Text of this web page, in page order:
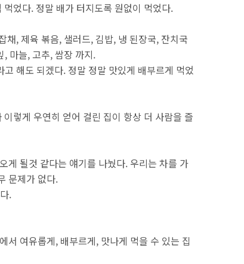
었다. 정말 배가 터지도록 원없이 먹었다.
채, 제육 볶음, 샐러드, 김밥, 냉 된장국, 잔치국
, 마늘, 고추, 쌈장 까지.
해도 되겠다. 정말 정말 맛있게 배부르게 먹었
렇게 우연히 얻어 걸린 집이 항상 더 사람을 즐
게 될것 같다는 얘기를 나눴다. 우리는 차를 가
문제가 없다.
.
서 여유롭게, 배부르게, 맛나게 먹을 수 있는 집